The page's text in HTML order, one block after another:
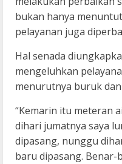
bukan hanya
pelayanan juga
Hal senada
mengeluhkan
menurutnya buruk
“Kemarin itu meteran
dihari jumatnya saya
dipasang, nunggu
baru dipasang. Benar-